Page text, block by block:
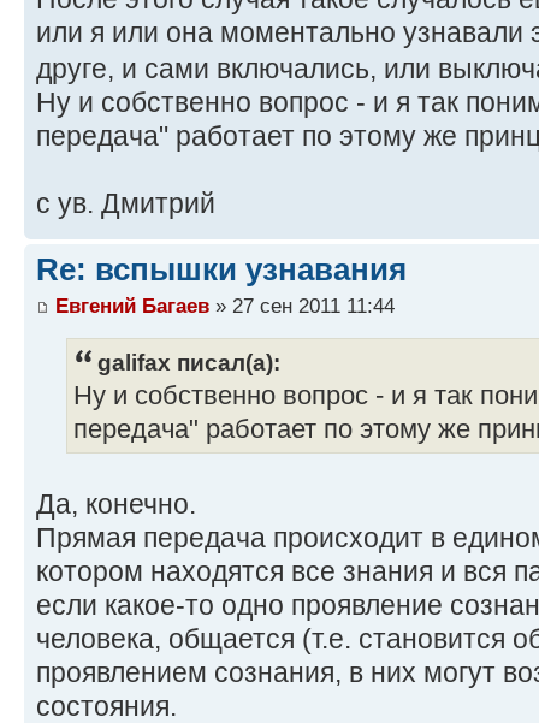
или я или она моментально узнавали
друге, и сами включались, или
Ну и собственно вопрос - и я так
передача" работает по этому же
с ув. Дмитрий
Re: вспышки узнавания
Евгений Багаев » 27 сен 2011 11:44
galifax писал(а):
Ну и собственно вопрос - и я так
передача" работает по этому же
Да, конечно.
Прямая передача происходит в
котором находятся все знания и вся
если какое-то одно проявление
человека, общается (т.е. становится
проявлением сознания, в них могут
состояния.